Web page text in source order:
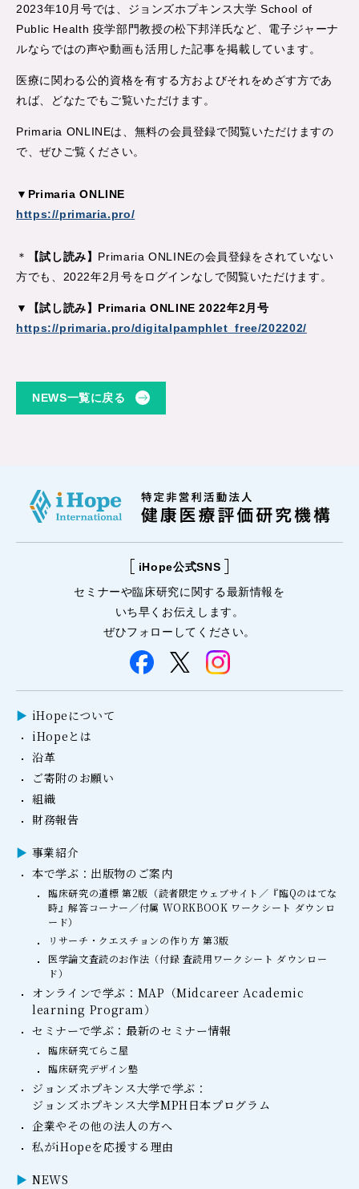
2023年10月号では、ジョンズホプキンス大学 School of
Public Health 疫学部門教授の松下邦洋氏など、電子ジャーナ
ルならではの声や動画も活用した記事を掲載しています。
医療に関わる公的資格を有する方およびそれをめざす方であ
れば、どなたでもご覧いただけます。
Primaria ONLINEは、無料の会員登録で閲覧いただけますの
で、ぜひご覧ください。
▼Primaria ONLINE
https://primaria.pro/
＊ 【試し読み】 Primaria ONLINEの会員登録をされていない
方でも、2022年2月号をログインなしで閲覧いただけます。
▼【試し読み】Primaria ONLINE 2022年2月号
https://primaria.pro/digitalpamphlet_free/202202/
NEWS一覧に戻る
iHope公式SNS
セミナーや臨床研究に関する最新情報を
いち早くお伝えします。
ぜひフォローしてください。
iHopeについて
iHopeとは
沿革
ご寄附のお願い
組織
財務報告
事業紹介
本で学ぶ：出版物のご案内
臨床研究の道標 第2版（読者限定ウェブサイト／『臨Qのはてな
時』解答コーナー／付属 WORKBOOK ワークシート ダウンロ
ード）
リサーチ・クエスチョンの作り方 第3版
医学論文査読のお作法（付録 査読用ワークシート ダウンロー
ド）
オンラインで学ぶ：MAP（Midcareer Academic
learning Program）
セミナーで学ぶ：最新のセミナー情報
臨床研究てらこ屋
臨床研究デザイン塾
ジョンズホプキンス大学で学ぶ：
ジョンズホプキンス大学MPH日本プログラム
企業やその他の法人の方へ
私がiHopeを応援する理由
NEWS